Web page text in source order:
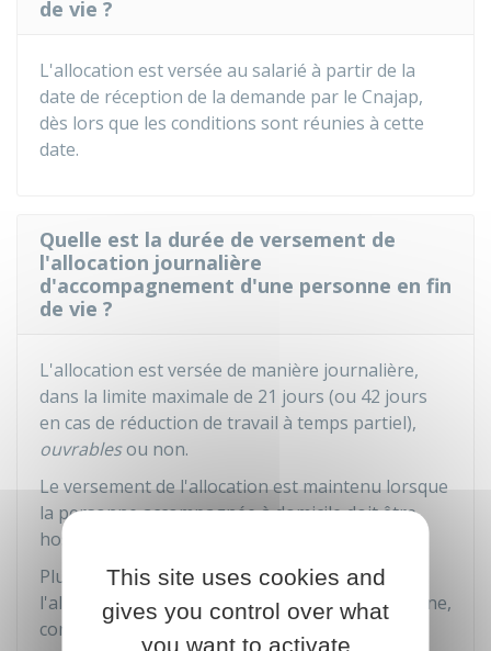
de vie ?
L'allocation est versée au salarié à partir de la
date de réception de la demande par le Cnajap,
dès lors que les conditions sont réunies à cette
date.
Quelle est la durée de versement de
l'allocation journalière
d'accompagnement d'une personne en fin
de vie ?
L'allocation est versée de manière journalière,
dans la limite maximale de 21 jours (ou 42 jours
en cas de réduction de travail à temps partiel),
ouvrablesou non.
Le versement de l'allocation est maintenu lorsque
la personne accompagnée à domicile doit être
hospitalisée.
Plusieurs accompagnants peuvent percevoir
l'allocation s'ils accompagnent la même personne,
concomitamment ou successivement, dans le
This site uses cookies and
gives you control over what
you want to activate